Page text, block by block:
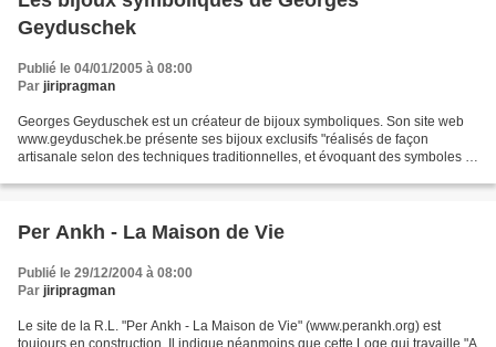
Geyduschek
Publié le 04/01/2005 à 08:00
Par jiripragman
Georges Geyduschek est un créateur de bijoux symboliques. Son site web
www.geyduschek.be présente ses bijoux exclusifs "réalisés de façon
artisanale selon des techniques traditionnelles, et évoquant des symboles et
Per Ankh - La Maison de Vie
Publié le 29/12/2004 à 08:00
Par jiripragman
Le site de la R.L. "Per Ankh - La Maison de Vie" (www.perankh.org) est
toujours en construction. Il indique néanmoins que cette Loge qui travaille "A